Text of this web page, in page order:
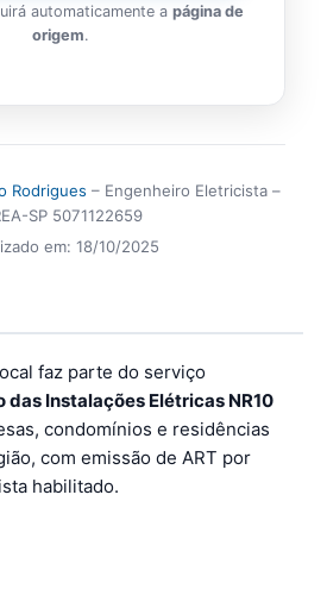
automaticamente a página de
origem.
Rodrigues – Engenheiro Eletricista –
SP 5071122659
em: 18/10/2025
faz parte do serviço
das Instalações Elétricas NR10
condomínios e residências
com emissão de ART por
habilitado.